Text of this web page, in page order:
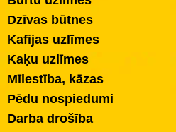
Dzīvas būtnes
Kafijas uzlīmes
Kaķu uzlīmes
Mīlestība, kāzas
Pēdu nospiedumi
Darba drošība